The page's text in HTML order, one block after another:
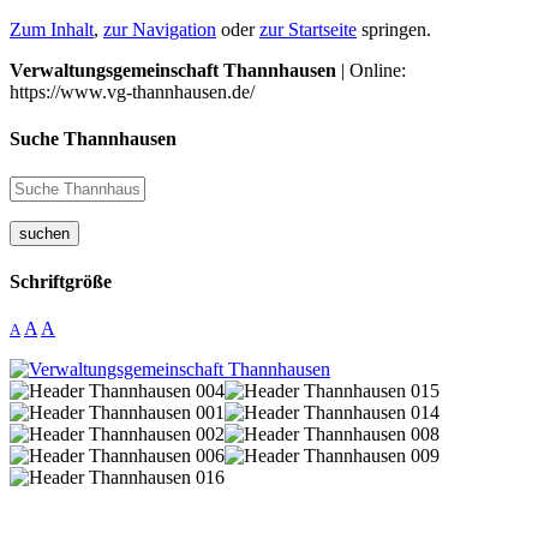
Zum Inhalt, zur Navigation oderzur Startseite springen.
Verwaltungsgemeinschaft Thannhausen | Online:
https://www.vg-thannhausen.de/
Suche Thannhausen
suchen
Schriftgröße
A A A